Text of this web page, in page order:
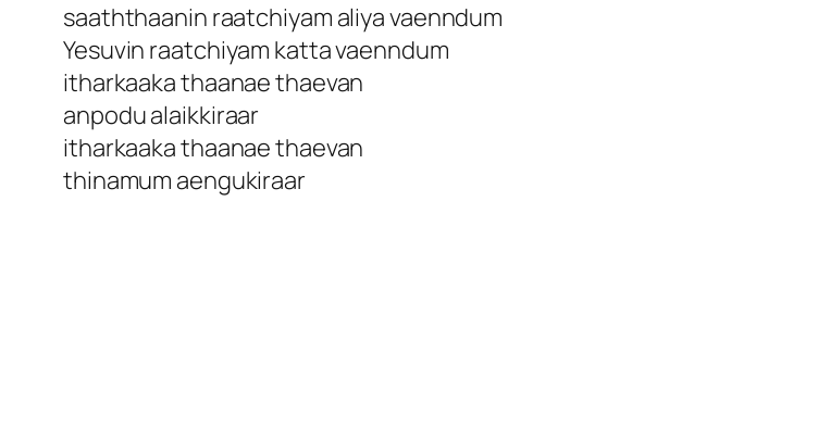
saaththaanin raatchiyam aliya vaenndum
Yesuvin raatchiyam katta vaenndum
itharkaaka thaanae thaevan
anpodu alaikkiraar
itharkaaka thaanae thaevan
thinamum aengukiraar